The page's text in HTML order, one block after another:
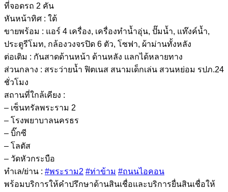
ที่จอดรถ 2 คัน
หันหน้าทิศ : ใต้
ขายพร้อม : แอร์ 4 เครื่อง, เครื่องทำน้ำอุ่น, ปั๊มน้ำ, แท๊งค์น้ำ,
ประตูรีโมท, กล้องวงจรปิด 6 ตัว, โซฟา, ผ้าม่านทั้งหลัง
ต่อเติม : กันสาดด้านหน้า ด้านหลัง แลกได้หลายทาง
ส่วนกลาง : สระว่ายน้ำ ฟิตเนส สนามเด็กเล่น สวนหย่อม รปภ.24
ชั่วโมง
สถานที่ใกล้เคียง :
– เซ็นทรัลพระราม 2
– โรงพยาบาลนครธร
– บิ๊กซี
– โลตัส
– วัดหัวกระบือ
ทำเล/ย่าน : #พระราม2 #ท่าข้าม #ถนนไอคอน
พร้อมบริการให้คำปรึกษาด้านสินเชื่อและบริการยื่นสินเชื่อให้